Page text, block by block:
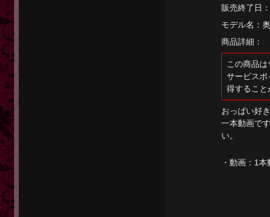
販売終了日
モデル名：
商品詳細：
この商品は
サービスポ
得すること
おっぱい好
一本動画で
い。
・動画： 1本